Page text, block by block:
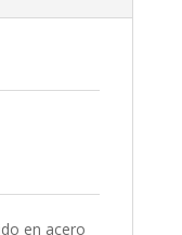
en acero